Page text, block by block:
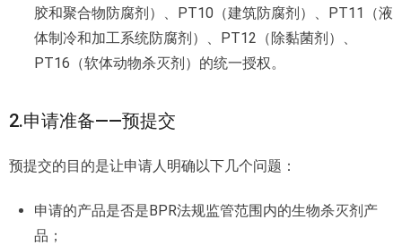
胶和聚合物防腐剂）、PT10（建筑防腐剂）、PT11（液
体制冷和加工系统防腐剂）、PT12（除黏菌剂）、
PT16（软体动物杀灭剂）的统一授权。
2.申请准备——预提交
预提交的目的是让申请人明确以下几个问题：
申请的产品是否是BPR法规监管范围内的生物杀灭剂产
品；